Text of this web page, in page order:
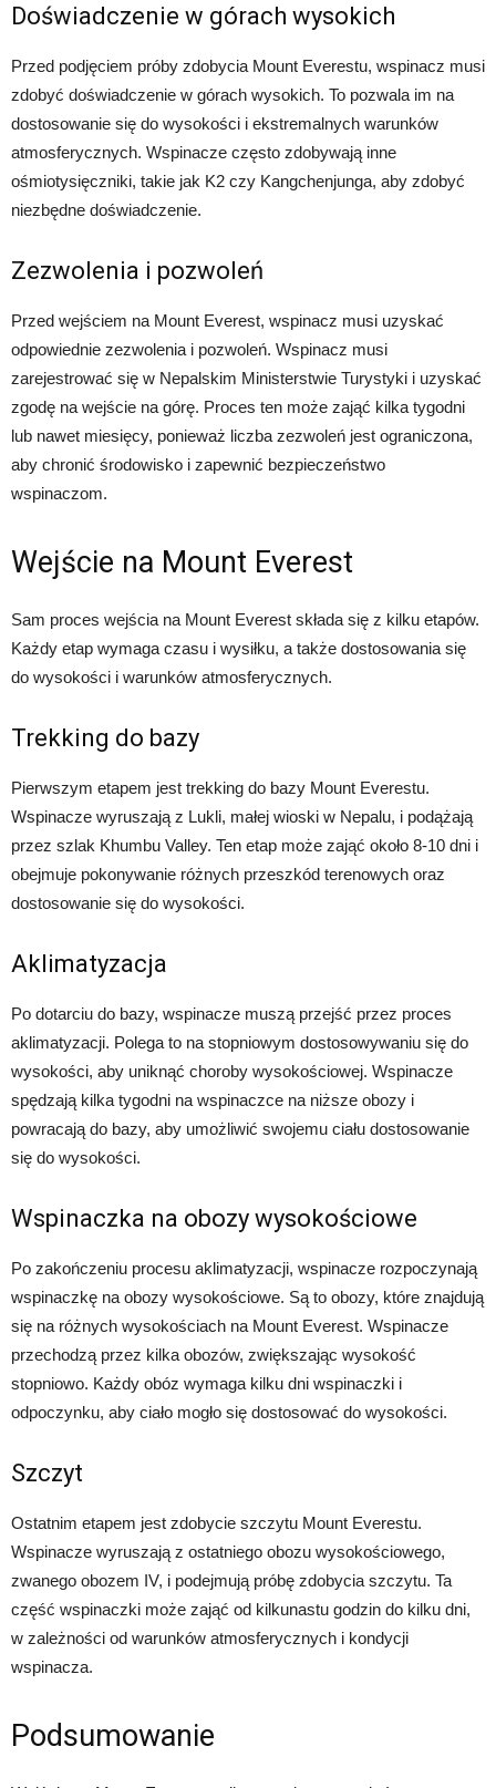
Doświadczenie w górach wysokich
Przed podjęciem próby zdobycia Mount Everestu, wspinacz musi
zdobyć doświadczenie w górach wysokich. To pozwala im na
dostosowanie się do wysokości i ekstremalnych warunków
atmosferycznych. Wspinacze często zdobywają inne
ośmiotysięczniki, takie jak K2 czy Kangchenjunga, aby zdobyć
niezbędne doświadczenie.
Zezwolenia i pozwoleń
Przed wejściem na Mount Everest, wspinacz musi uzyskać
odpowiednie zezwolenia i pozwoleń. Wspinacz musi
zarejestrować się w Nepalskim Ministerstwie Turystyki i uzyskać
zgodę na wejście na górę. Proces ten może zająć kilka tygodni
lub nawet miesięcy, ponieważ liczba zezwoleń jest ograniczona,
aby chronić środowisko i zapewnić bezpieczeństwo
wspinaczom.
Wejście na Mount Everest
Sam proces wejścia na Mount Everest składa się z kilku etapów.
Każdy etap wymaga czasu i wysiłku, a także dostosowania się
do wysokości i warunków atmosferycznych.
Trekking do bazy
Pierwszym etapem jest trekking do bazy Mount Everestu.
Wspinacze wyruszają z Lukli, małej wioski w Nepalu, i podążają
przez szlak Khumbu Valley. Ten etap może zająć około 8-10 dni i
obejmuje pokonywanie różnych przeszkód terenowych oraz
dostosowanie się do wysokości.
Aklimatyzacja
Po dotarciu do bazy, wspinacze muszą przejść przez proces
aklimatyzacji. Polega to na stopniowym dostosowywaniu się do
wysokości, aby uniknąć choroby wysokościowej. Wspinacze
spędzają kilka tygodni na wspinaczce na niższe obozy i
powracają do bazy, aby umożliwić swojemu ciału dostosowanie
się do wysokości.
Wspinaczka na obozy wysokościowe
Po zakończeniu procesu aklimatyzacji, wspinacze rozpoczynają
wspinaczkę na obozy wysokościowe. Są to obozy, które znajdują
się na różnych wysokościach na Mount Everest. Wspinacze
przechodzą przez kilka obozów, zwiększając wysokość
stopniowo. Każdy obóz wymaga kilku dni wspinaczki i
odpoczynku, aby ciało mogło się dostosować do wysokości.
Szczyt
Ostatnim etapem jest zdobycie szczytu Mount Everestu.
Wspinacze wyruszają z ostatniego obozu wysokościowego,
zwanego obozem IV, i podejmują próbę zdobycia szczytu. Ta
część wspinaczki może zająć od kilkunastu godzin do kilku dni,
w zależności od warunków atmosferycznych i kondycji
wspinacza.
Podsumowanie